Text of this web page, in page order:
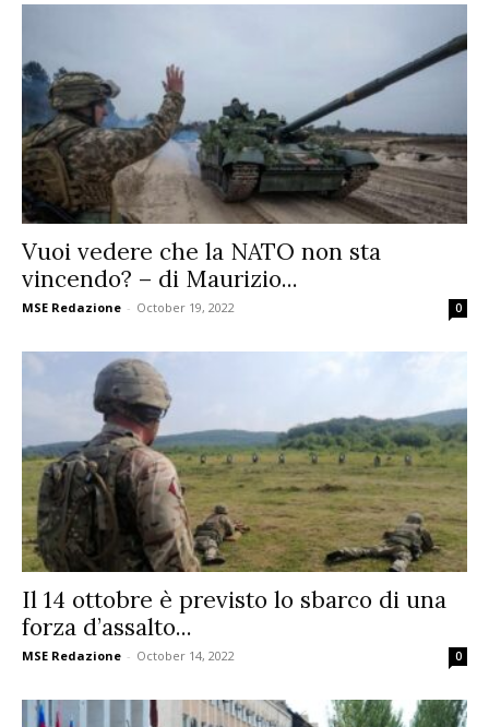
Vuoi vedere che la NATO non sta
vincendo? – di Maurizio...
MSE Redazione - October 19, 2022 0
Il 14 ottobre è previsto lo sbarco di una
forza d’assalto...
MSE Redazione - October 14, 2022 0